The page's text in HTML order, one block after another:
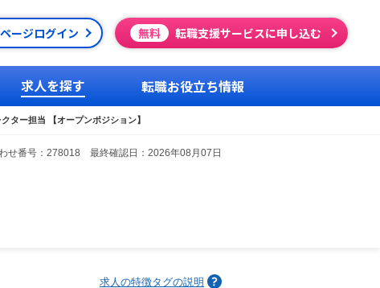
ージログイン 無料 転職支援サービスに申し込む
求人を探す 転職お役立ち情報
ター担当 【オープンポジション】
せ番号：278018 最終確認日：2026年08月07日
求人の特徴タグの説明